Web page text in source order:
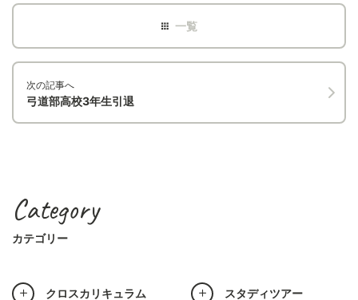
次の記事へ
弓道部高校3年生引退
Category
カテゴリー
クロスカリキュラム スタディツアー